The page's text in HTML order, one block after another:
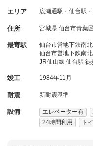
エリア 広瀬通駅・仙台駅
住所 宮城県 仙台市青葉
最寄駅
仙台市営地下鉄南
仙台市営地下鉄南
JR仙山線 仙台駅 徒
竣工 1984年11月
耐震 新耐震基準
設備 エレベーター有
24時間利用
ト